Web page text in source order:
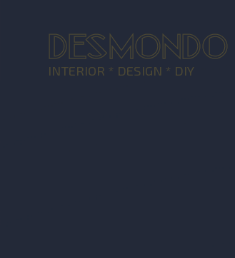
DESMONDO
INTERIOR * DESIGN * DIY